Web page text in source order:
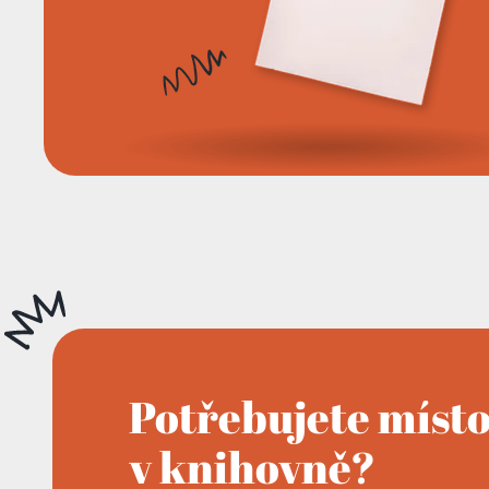
Potřebujete
v knihovně?